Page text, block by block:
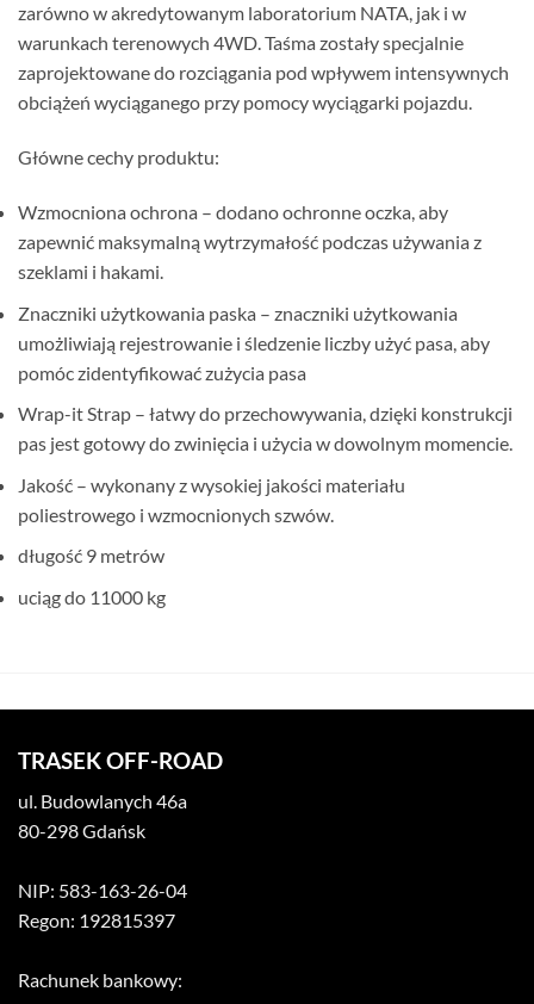
zarówno w akredytowanym laboratorium NATA, jak i w
warunkach terenowych 4WD. Taśma zostały specjalnie
zaprojektowane do rozciągania pod wpływem intensywnych
obciążeń wyciąganego przy pomocy wyciągarki pojazdu.
Główne cechy produktu:
Wzmocniona ochrona – dodano ochronne oczka, aby
zapewnić maksymalną wytrzymałość podczas używania z
szeklami i hakami.
Znaczniki użytkowania paska – znaczniki użytkowania
umożliwiają rejestrowanie i śledzenie liczby użyć pasa, aby
pomóc zidentyfikować zużycia pasa
Wrap-it Strap – łatwy do przechowywania, dzięki konstrukcji
pas jest gotowy do zwinięcia i użycia w dowolnym momencie.
Jakość – wykonany z wysokiej jakości materiału
poliestrowego i wzmocnionych szwów.
długość 9 metrów
uciąg do 11000 kg
TRASEK OFF-ROAD
ul. Budowlanych 46a
80-298 Gdańsk
NIP: 583-163-26-04
Regon: 192815397
Rachunek bankowy: